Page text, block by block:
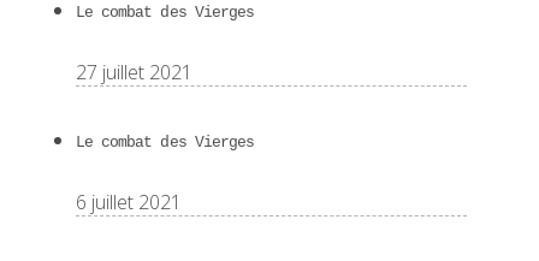
Le combat des Vierges
27 juillet 2021
Le combat des Vierges
6 juillet 2021